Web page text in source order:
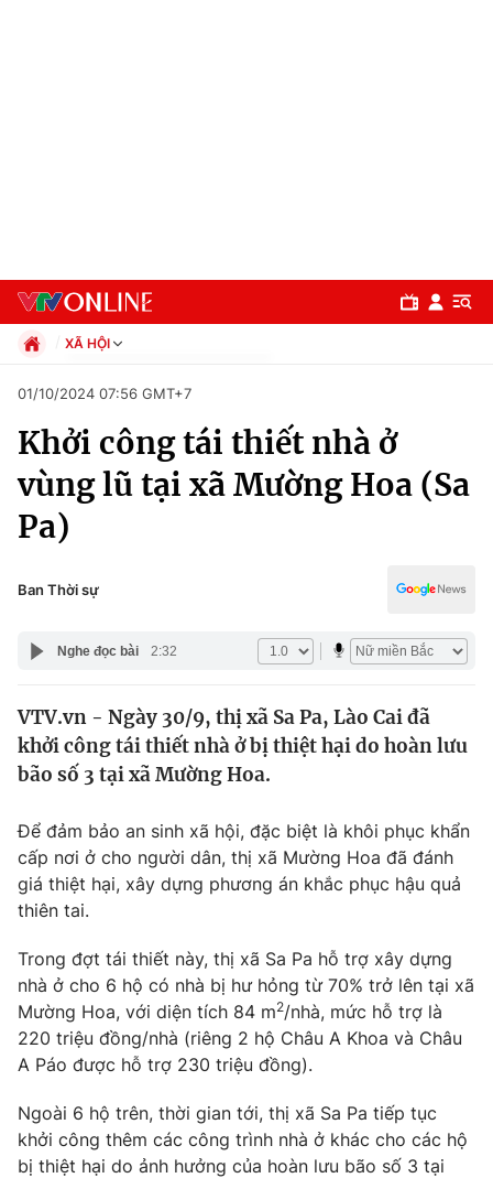
Chuyên mục
Chính trị
Thế giới
Thế giới đó đây
Câu chuyện quốc tế
Kinh tế
Tài chính
Thị trường
Góc doanh nghiệp
Dữ liệu và đời sống
Truyền hình
Phim VTV
Hậu trường
Khán giả
Giải sao mai
Giải trí
Điện ảnh
Âm nhạc
Sao
Đời sống
Du lịch
Làm đẹp
Giáo dục
XÃ HỘI
Xã hội
Pháp luật
Thể thao
Đời sống
Giáo dục
01/10/2024 07:56 GMT+7
Khởi công tái thiết nhà ở
vùng lũ tại xã Mường Hoa (Sa
Pa)
Ban Thời sự
Nghe đọc bài 2:32
VTV.vn - Ngày 30/9, thị xã Sa Pa, Lào Cai đã
khởi công tái thiết nhà ở bị thiệt hại do hoàn lưu
bão số 3 tại xã Mường Hoa.
Để đảm bảo an sinh xã hội, đặc biệt là khôi phục khẩn
cấp nơi ở cho người dân, thị xã Mường Hoa đã đánh
giá thiệt hại, xây dựng phương án khắc phục hậu quả
thiên tai.
Trong đợt tái thiết này, thị xã Sa Pa hỗ trợ xây dựng
nhà ở cho 6 hộ có nhà bị hư hỏng từ 70% trở lên tại xã
Mường Hoa, với diện tích 84 m2/nhà, mức hỗ trợ là
220 triệu đồng/nhà (riêng 2 hộ Châu A Khoa và Châu
A Páo được hỗ trợ 230 triệu đồng).
Ngoài 6 hộ trên, thời gian tới, thị xã Sa Pa tiếp tục
khởi công thêm các công trình nhà ở khác cho các hộ
bị thiệt hại do ảnh hưởng của hoàn lưu bão số 3 tại